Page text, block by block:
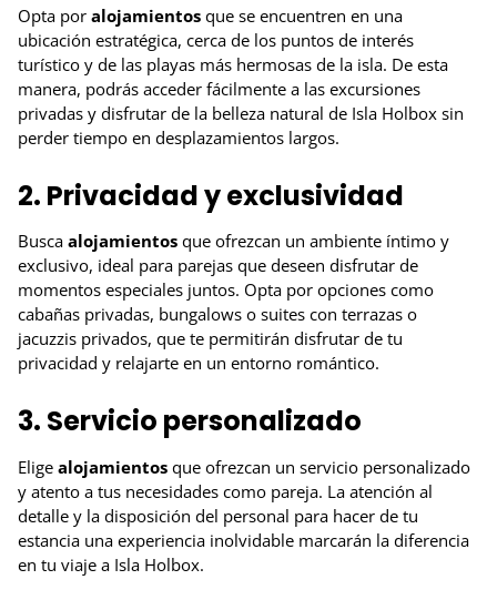
Opta por alojamientos que se encuentren en una
ubicación estratégica, cerca de los puntos de interés
turístico y de las playas más hermosas de la isla. De esta
manera, podrás acceder fácilmente a las excursiones
privadas y disfrutar de la belleza natural de Isla Holbox sin
perder tiempo en desplazamientos largos.
2. Privacidad y exclusividad
Busca alojamientos que ofrezcan un ambiente íntimo y
exclusivo, ideal para parejas que deseen disfrutar de
momentos especiales juntos. Opta por opciones como
cabañas privadas, bungalows o suites con terrazas o
jacuzzis privados, que te permitirán disfrutar de tu
privacidad y relajarte en un entorno romántico.
3. Servicio personalizado
Elige alojamientos que ofrezcan un servicio personalizado
y atento a tus necesidades como pareja. La atención al
detalle y la disposición del personal para hacer de tu
estancia una experiencia inolvidable marcarán la diferencia
en tu viaje a Isla Holbox.